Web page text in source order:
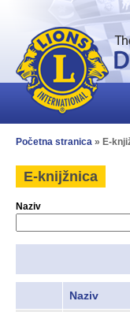
Početna stranica » E-
E-knijžnica
Naziv
Naziv